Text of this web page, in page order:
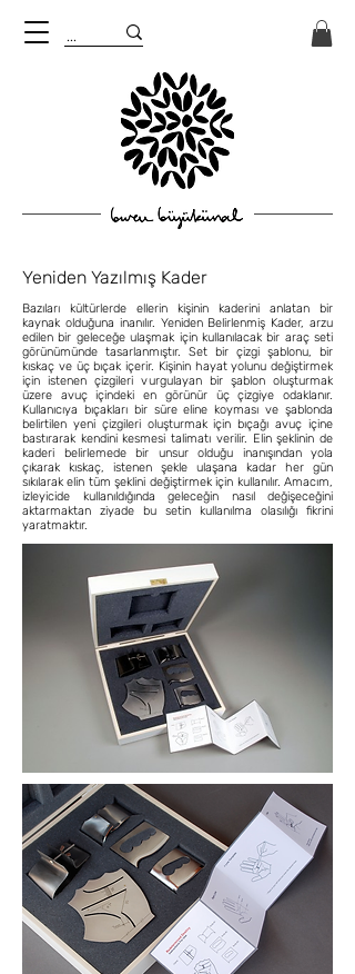
Yeniden Yazılmış Kader
Bazıları kültürlerde ellerin kişinin kaderini anlatan bir
kaynak olduğuna inanılır. Yeniden Belirlenmiş Kader, arzu
edilen bir geleceğe ulaşmak için kullanılacak bir araç seti
görünümünde tasarlanmıştır. Set bir çizgi şablonu, bir
kıskaç ve üç bıçak içerir. Kişinin hayat yolunu değiştirmek
için istenen çizgileri vurgulayan bir şablon oluşturmak
üzere avuç içindeki en görünür üç çizgiye odaklanır.
Kullanıcıya bıçakları bir süre eline koyması ve şablonda
belirtilen yeni çizgileri oluşturmak için bıçağı avuç içine
bastırarak kendini kesmesi talimatı verilir. Elin şeklinin de
kaderi belirlemede bir unsur olduğu inanışından yola
çıkarak kıskaç, istenen şekle ulaşana kadar her gün
sıkılarak elin tüm şeklini değiştirmek için kullanılır. Amacım,
izleyicide kullanıldığında geleceğin nasıl değişeceğini
aktarmaktan ziyade bu setin kullanılma olasılığı fikrini
yaratmaktır.